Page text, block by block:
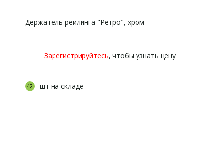
Держатель рейлинга "Ретро", хром
Зарегистрируйтесь, чтобы узнать цену
42 шт на складе